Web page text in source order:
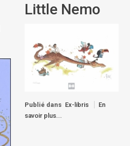
Little Nemo
Publié dans Ex-libris
En
savoir plus...